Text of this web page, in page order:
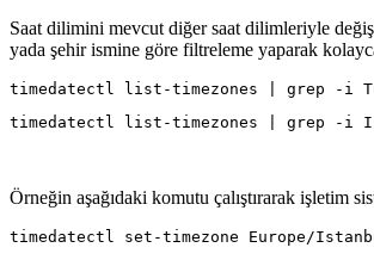
Saat dilimini mevcut diğer saat dilimleriyle
yada şehir ismine göre filtreleme yaparak
Örneğin aşağıdaki komutu çalıştırarak işletim